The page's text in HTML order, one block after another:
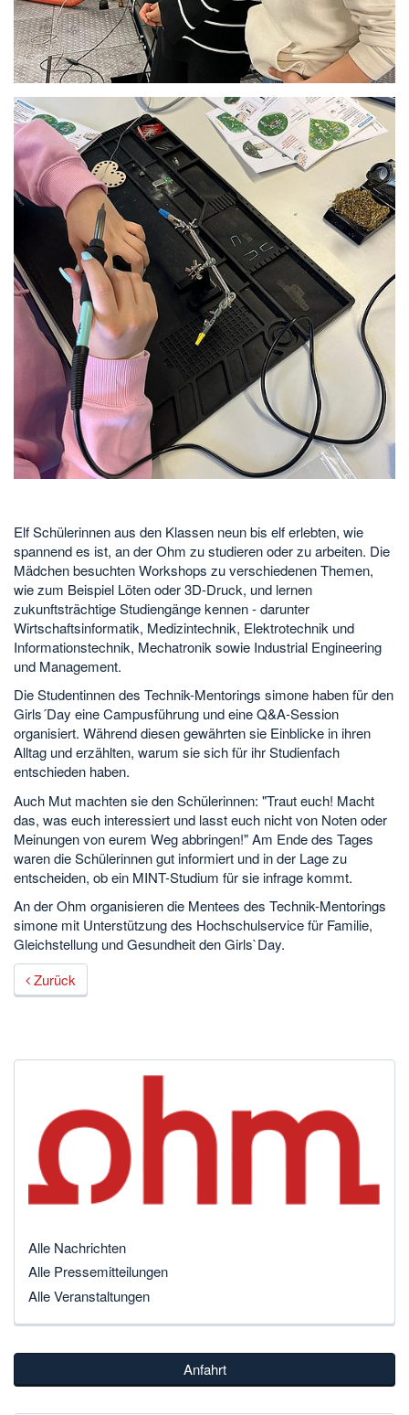
Elf Schülerinnen aus den Klassen neun bis elf erlebten, wie
spannend es ist, an der Ohm zu studieren oder zu arbeiten. Die
Mädchen besuchten Workshops zu verschiedenen Themen,
wie zum Beispiel Löten oder 3D-Druck, und lernen
zukunftsträchtige Studiengänge kennen - darunter
Wirtschaftsinformatik, Medizintechnik, Elektrotechnik und
Informationstechnik, Mechatronik sowie Industrial Engineering
und Management.
Die Studentinnen des Technik-Mentorings simone haben für den
Girls´Day eine Campusführung und eine Q&A-Session
organisiert. Während diesen gewährten sie Einblicke in ihren
Alltag und erzählten, warum sie sich für ihr Studienfach
entschieden haben.
Auch Mut machten sie den Schülerinnen: "Traut euch! Macht
das, was euch interessiert und lasst euch nicht von Noten oder
Meinungen von eurem Weg abbringen!" Am Ende des Tages
waren die Schülerinnen gut informiert und in der Lage zu
entscheiden, ob ein MINT-Studium für sie infrage kommt.
An der Ohm organisieren die Mentees des Technik-Mentorings
simone mit Unterstützung des Hochschulservice für Familie,
Gleichstellung und Gesundheit den Girls`Day.
Zurück
Alle Nachrichten
Alle Pressemitteilungen
Alle Veranstaltungen
Anfahrt